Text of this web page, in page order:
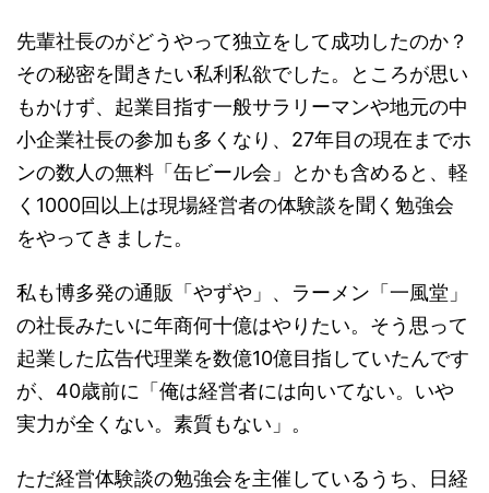
先輩社長のがどうやって独立をして成功したのか？
その秘密を聞きたい私利私欲でした。ところが思い
もかけず、起業目指す一般サラリーマンや地元の中
小企業社長の参加も多くなり、27年目の現在までホ
ンの数人の無料「缶ビール会」とかも含めると、軽
く1000回以上は現場経営者の体験談を聞く勉強会
をやってきました。
私も博多発の通販「やずや」、ラーメン「一風堂」
の社長みたいに年商何十億はやりたい。そう思って
起業した広告代理業を数億10億目指していたんです
が、40歳前に「俺は経営者には向いてない。いや
実力が全くない。素質もない」。
ただ経営体験談の勉強会を主催しているうち、日経